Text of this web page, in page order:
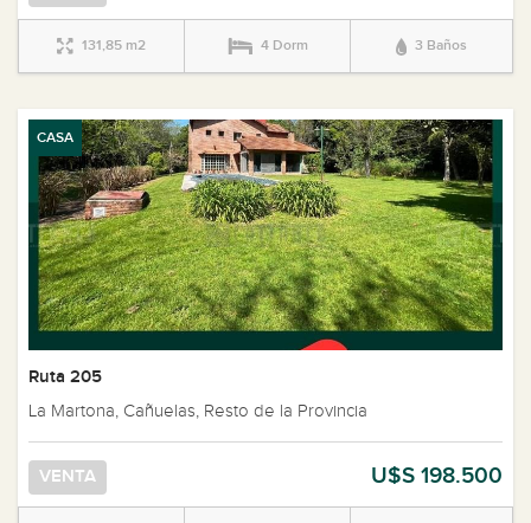
131,85 m2 4 Dorm 3 Baños
CASA
Ruta 205
La Martona, Cañuelas, Resto de la Provincia
VENTA U$S 198.500